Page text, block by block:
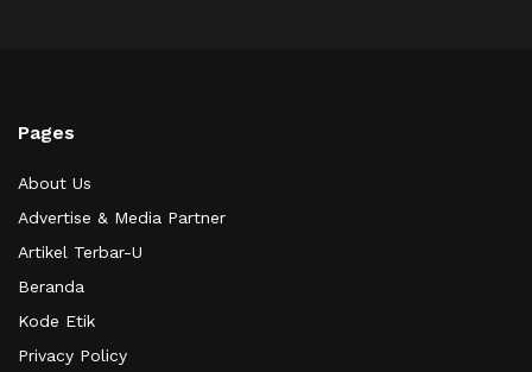
Pages
About Us
Advertise & Media Partner
Artikel Terbar-U
Beranda
Kode Etik
Privacy Policy